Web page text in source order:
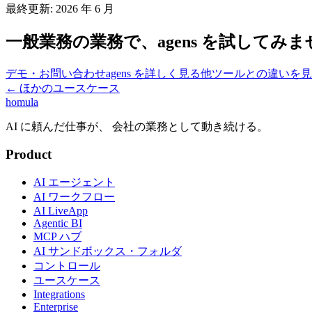
最終更新: 2026 年 6 月
一般業務の業務で、agens を試してみま
デモ・お問い合わせagens を詳しく見る他ツールとの違いを
← ほかのユースケース
homula
AI に頼んだ仕事が、 会社の業務として動き続ける。
Product
AI エージェント
AI ワークフロー
AI LiveApp
Agentic BI
MCP ハブ
AI サンドボックス・フォルダ
コントロール
ユースケース
Integrations
Enterprise